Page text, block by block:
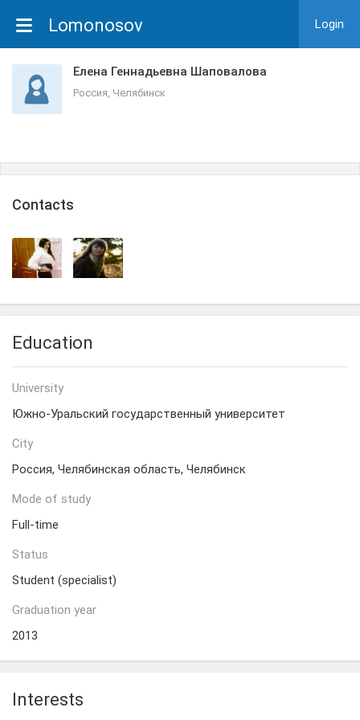
Lomonosov Login
Елена Геннадьевна Шаповалова
Россия, Челябинск
Сontacts
Education
University
Южно-Уральский государственный университет
City
Россия, Челябинская область, Челябинск
Mode of study
Full-time
Status
Student (specialist)
Graduation year
2013
Interests